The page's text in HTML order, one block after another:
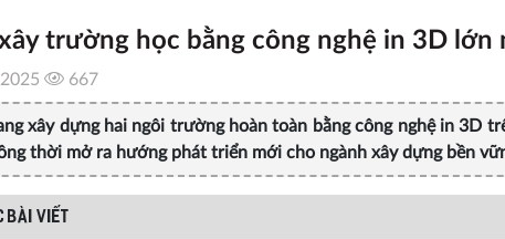
trường học bằng công nghệ in 3D lớn
667
xây dựng hai ngôi trường hoàn toàn bằng công nghệ in 3D
thời mở ra hướng phát triển mới cho ngành xây dựng bền
BÀI VIẾT